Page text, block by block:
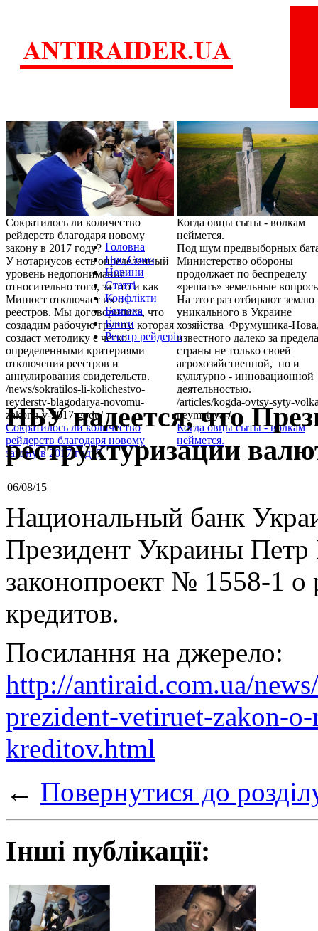
Сократилось ли количество
рейдерств благодаря новому
закону в 2017 году?
У нотариусов есть определенный
уровень недопонимания
относительно того, за что и как
Минюст отключает их от
реестров. Мы договорились, что
создадим рабочую группу, которая
создаст методику с четко
определенными критериями
отключения реестров и
аннулирования свидетельств.
/news/sokratilos-li-kolichestvo-
reyderstv-blagodarya-novomu-
zakonu-v-2017-godu/
Сократилось ли количество
рейдерств благодаря новому
закону в 2017 году?
Когда овцы сыты - волкам
неймется.
Под шум предвыборных
Министерство обороны
продолжает по беспределу
«решать» земельные
На этот раз отбирают землю
уникального в Украине
хозяйства Фрумушика-
известного далеко за
страны не только своей
агрохозяйственной, но и
культурно - инновационной
деятельностью.
/articles/kogda-ovtsy-syty-
neymetsya-/
Когда овцы сыты - волкам
неймется.
Головна
Про Союз
Новини
Статті
Конфлікти
Безпека
Блоги
Реєстр рейдерів
НБУ надеется, что
реструктуризации
06/08/15
Национальный банк
Президент Украины Петр
законопроект № 1558-1 о
кредитов.
Посилання на джерело:
http://antiraid.com.ua/
prezident-vetiruet-zakon-
kreditov.html
← Повернутися до
Інші публікації: